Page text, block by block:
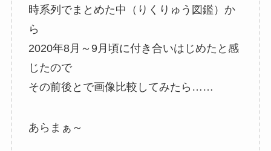
時系列でまとめた中（りくりゅう図鑑）か
ら
2020年8月～9月頃に付き合いはじめたと感
じたので
その前後とで画像比較してみたら……
あらまぁ～